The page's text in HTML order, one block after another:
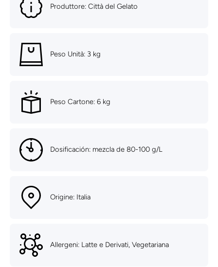
Produttore: Città del Gelato
Peso Unità: 3 kg
Peso Cartone: 6 kg
Dosificación: mezcla de 80-100 g/L
Origine: Italia
Allergeni: Latte e Derivati, Vegetariana